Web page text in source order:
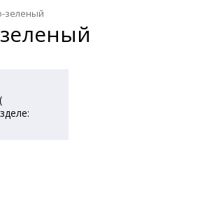
зеленый